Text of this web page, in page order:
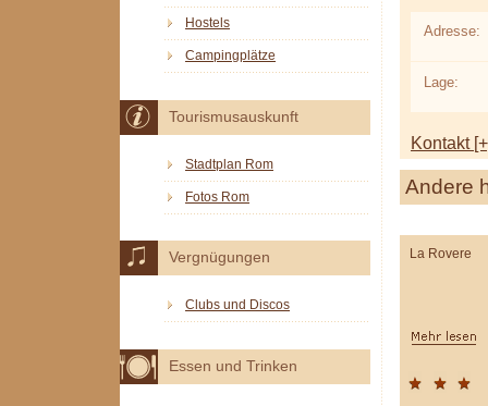
Adresse:
Lage:
Kontakt
Andere
La Rovere
Hostels
Campingplätze
Tourismusauskunft
Stadtplan Rom
Fotos Rom
Vergnügungen
Clubs und Discos
Essen und Trinken